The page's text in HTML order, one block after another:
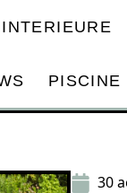
PISCINE
30